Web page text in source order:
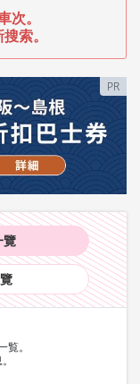
次。
索。
PR
覽
。